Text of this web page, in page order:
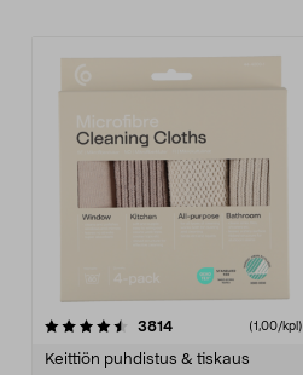
3814arvostelut (1,00/kpl)
Keittiön puhdistus & tiskaus
4.5viidestä